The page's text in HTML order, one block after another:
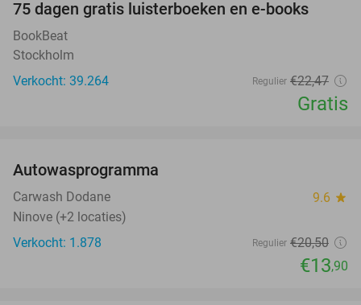
75 dagen gratis luisterboeken en e-books
BookBeat
Stockholm
Verkocht: 39.264
Regulier €22,47
Gratis
Autowasprogramma
Carwash Dodane 9.6 star
Ninove (+2 locaties)
Verkocht: 1.878
Regulier €20,50
€13,90